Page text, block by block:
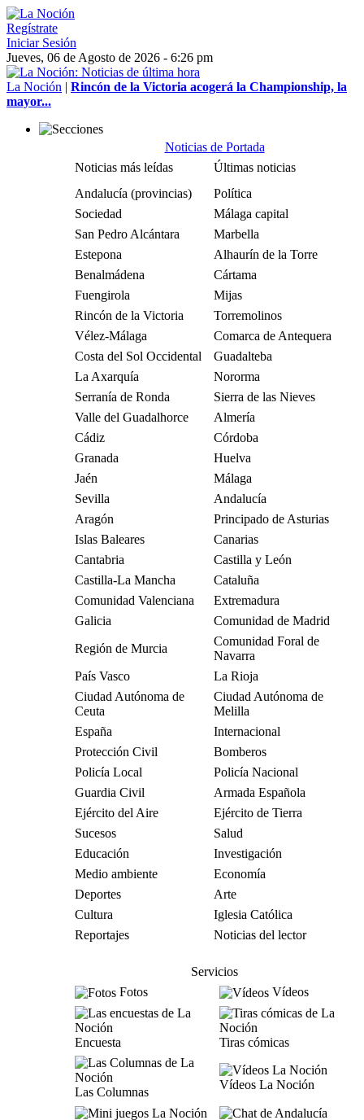
Regístrate
Iniciar Sesión
Jueves, 06 de Agosto de 2026 - 6:26 pm
La Noción | Rincón de la Victoria acogerá la Championship, la
mayor...
Noticias de Portada
Noticias más leídas
Últimas noticias
Andalucía (provincias)
Política
Sociedad
Málaga capital
San Pedro Alcántara
Marbella
Estepona
Alhaurín de la Torre
Benalmádena
Cártama
Fuengirola
Mijas
Rincón de la Victoria
Torremolinos
Vélez-Málaga
Comarca de Antequera
Costa del Sol Occidental
Guadalteba
La Axarquía
Nororma
Serranía de Ronda
Sierra de las Nieves
Valle del Guadalhorce
Almería
Cádiz
Córdoba
Granada
Huelva
Jaén
Málaga
Sevilla
Andalucía
Aragón
Principado de Asturias
Islas Baleares
Canarias
Cantabria
Castilla y León
Castilla-La Mancha
Cataluña
Comunidad Valenciana
Extremadura
Galicia
Comunidad de Madrid
Región de Murcia
Comunidad Foral de
Navarra
País Vasco
La Rioja
Ciudad Autónoma de
Ceuta
Ciudad Autónoma de
Melilla
España
Internacional
Protección Civil
Bomberos
Policía Local
Policía Nacional
Guardia Civil
Armada Española
Ejército del Aire
Ejército de Tierra
Sucesos
Salud
Educación
Investigación
Medio ambiente
Economía
Deportes
Arte
Cultura
Iglesia Católica
Reportajes
Noticias del lector
Servicios
Fotos
Vídeos
Encuesta Tiras cómicas
Las Columnas
Vídeos La Noción